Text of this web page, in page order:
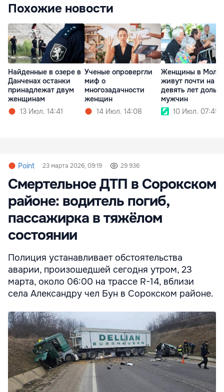
Похожие новости
Найденные в озере в
Данченах останки
принадлежат двум
женщинам
13 Июл. 14:41
Ученые опровергли
миф о
многозадачности
женщин
14 Июл. 14:08
Женщины в
живут почти на
девять лет
мужчин
10 Июл. 07:45
Point 23 марта 2026, 09:19 29 936
Смертельное ДТП в Сорокском
районе: водитель погиб,
пассажирка в тяжёлом
состоянии
Полиция устанавливает обстоятельства
аварии, произошедшей сегодня утром, 23
марта, около 06:00 на трассе R-14, вблизи
села Александру чел Бун в Сорокском районе.